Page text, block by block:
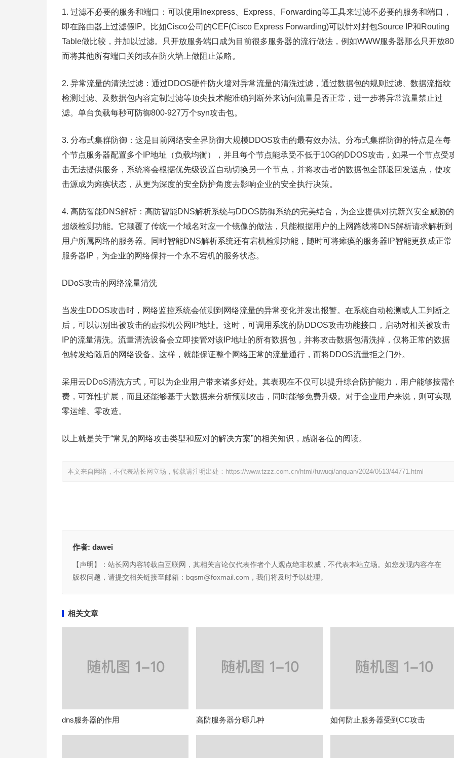
1. 过滤不必要的服务和端口：可以使用Inexpress、Express、Forwarding等工具来过滤不必要的服务和端口，
即在路由器上过滤假IP。比如Cisco公司的CEF(Cisco Express Forwarding)可以针对封包Source IP和Routing
Table做比较，并加以过滤。只开放服务端口成为目前很多服务器的流行做法，例如WWW服务器那么只开放80
而将其他所有端口关闭或在防火墙上做阻止策略。
2. 异常流量的清洗过滤：通过DDOS硬件防火墙对异常流量的清洗过滤，通过数据包的规则过滤、数据流指纹
检测过滤、及数据包内容定制过滤等顶尖技术能准确判断外来访问流量是否正常，进一步将异常流量禁止过
滤。单台负载每秒可防御800-927万个syn攻击包。
3. 分布式集群防御：这是目前网络安全界防御大规模DDOS攻击的最有效办法。分布式集群防御的特点是在每
个节点服务器配置多个IP地址（负载均衡），并且每个节点能承受不低于10G的DDOS攻击，如果一个节点受
击无法提供服务，系统将会根据优先级设置自动切换另一个节点，并将攻击者的数据包全部返回发送点，使攻
击源成为瘫痪状态，从更为深度的安全防护角度去影响企业的安全执行决策。
4. 高防智能DNS解析：高防智能DNS解析系统与DDOS防御系统的完美结合，为企业提供对抗新兴安全威胁的
超级检测功能。它颠覆了传统一个域名对应一个镜像的做法，只能根据用户的上网路线将DNS解析请求解析到
用户所属网络的服务器。同时智能DNS解析系统还有宕机检测功能，随时可将瘫痪的服务器IP智能更换成正常
服务器IP，为企业的网络保持一个永不宕机的服务状态。
DDoS攻击的网络流量清洗
当发生DDOS攻击时，网络监控系统会侦测到网络流量的异常变化并发出报警。在系统自动检测或人工判断之
后，可以识别出被攻击的虚拟机公网IP地址。这时，可调用系统的防DDOS攻击功能接口，启动对相关被攻击
IP的流量清洗。流量清洗设备会立即接管对该IP地址的所有数据包，并将攻击数据包清洗掉，仅将正常的数据
包转发给随后的网络设备。这样，就能保证整个网络正常的流量通行，而将DDOS流量拒之门外。
采用云DDoS清洗方式，可以为企业用户带来诸多好处。其表现在不仅可以提升综合防护能力，用户能够按需
费，可弹性扩展，而且还能够基于大数据来分析预测攻击，同时能够免费升级。对于企业用户来说，则可实现
零运维、零改造。
以上就是关于“常见的网络攻击类型和应对的解决方案”的相关知识，感谢各位的阅读。
本文来自网络，不代表站长网立场，转载请注明出处： https://www.tzzz.com.cn/html/fuwuqi/anquan/2024/0513/44771.html
作者: dawei
【声明】：站长网内容转载自互联网，其相关言论仅代表作者个人观点绝非权威，不代表本站立场。如您发现内容存在
版权问题，请提交相关链接至邮箱：bqsm@foxmail.com，我们将及时予以处理。
相关文章
dns服务器的作用 高防服务器分哪几种 如何防止服务器受到CC攻击